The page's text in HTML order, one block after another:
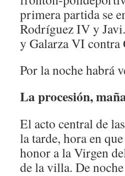
primera partida se
Rodríguez IV y
y Galarza VI contra
Por la noche habrá
La procesión,
El acto central de
la tarde, hora en
honor a la Virgen
de la villa. De